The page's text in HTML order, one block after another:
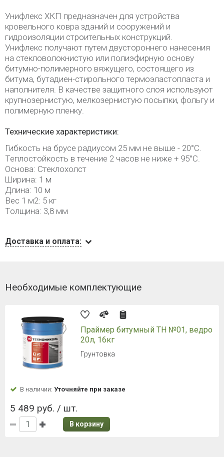
Унифлекс ХКП предназначен для устройства
кровельного ковра зданий и сооружений и
гидроизоляции строительных конструкций.
Унифлекс получают путем двустороннего нанесения
на стекловолокнистую или полиэфирную основу
битумно-полимерного вяжущего, состоящего из
битума, бутадиен-стирольного термоэластопласта и
наполнителя. В качестве защитного слоя используют
крупнозернистую, мелкозернистую посыпки, фольгу и
полимерную пленку.
Технические характеристики:
Гибкость на брусе радиусом 25 мм не выше - 20°С.
Теплостойкость в течение 2 часов не ниже + 95°С.
Основа: Стеклохолст
Ширина: 1 м
Длина: 10 м
Вес 1 м2: 5 кг
Толщина: 3,8 мм
Доставка и оплата:
Необходимые комплектующие
Праймер битумный ТН №01, ведро
20л, 16кг
Грунтовка
В наличии: Уточняйте при заказе
5 489 руб. / шт.
В корзину